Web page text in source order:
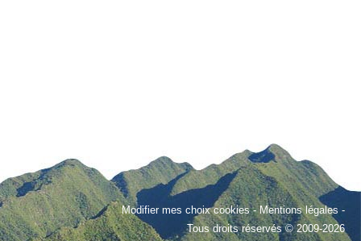
Modifier mes choix cookies-Mentions légales -
Tous droits réservés © 2009-2026